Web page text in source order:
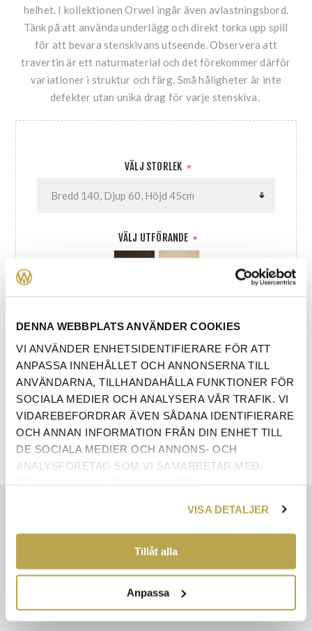
DENNA WEBBPLATS ANVÄNDER COOKIES
VI ANVÄNDER ENHETSIDENTIFIERARE FÖR ATT
ANPASSA INNEHÅLLET OCH ANNONSERNA TILL
ANVÄNDARNA, TILLHANDAHÅLLA FUNKTIONER FÖR
SOCIALA MEDIER OCH ANALYSERA VÅR TRAFIK. VI
VIDAREBEFORDRAR ÄVEN SÅDANA IDENTIFIERARE
OCH ANNAN INFORMATION FRÅN DIN ENHET TILL
DE SOCIALA MEDIER OCH ANNONS- OCH
ANALYSFÖRETAG SOM VI SAMARBETAR MED.
DU HAR TILLHANDAHÅLLIT ELLER SOM DE HAR
SAMLAT IN NÄR DU HAR ANVÄNT DERAS
VISA DETALJER
Tillåt alla
Anpassa
helhet. I kollektionen Orwel ingår även avlastningsbord.
Tänk på att använda underlägg och direkt torka upp spill
för att bevara stenskivans utseende. Observera att
travertin är ett naturmaterial och det förekommer därför
variationer i struktur och färg. Små håligheter är inte
defekter utan unika drag för varje stenskiva.
VÄLJ STORLEK *
VÄLJ UTFÖRANDE *
ANTAL: LÄGG I VARUKORG
EGENSKAPER
RECENSIONER
DOKUMENT
ÅNGERRÄTT